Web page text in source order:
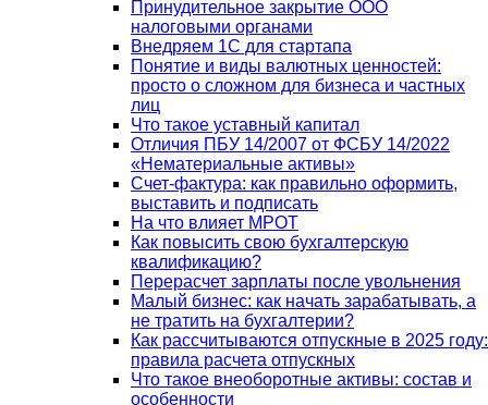
Принудительное закрытие ООО
налоговыми органами
Внедряем 1С для стартапа
Понятие и виды валютных ценностей:
просто о сложном для бизнеса и частных
лиц
Что такое уставный капитал
Отличия ПБУ 14/2007 от ФСБУ 14/2022
«Нематериальные активы»
Счет-фактура: как правильно оформить,
выставить и подписать
На что влияет МРОТ
Как повысить свою бухгалтерскую
квалификацию?
Перерасчет зарплаты после увольнения
Малый бизнес: как начать зарабатывать, а
не тратить на бухгалтерии?
Как рассчитываются отпускные в 2025 году:
правила расчета отпускных
Что такое внеоборотные активы: состав и
особенности